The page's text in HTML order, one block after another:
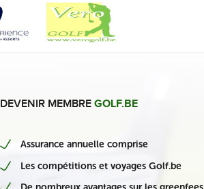
DEVENIR MEMBRE GOLF.BE
Assurance annuelle comprise
Les compétitions et voyages Golf.be